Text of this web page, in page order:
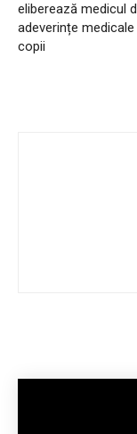
eliberează medicul
adeverințe
copii